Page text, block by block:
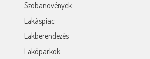
Szobanövények
Lakáspiac
Lakberendezés
Lakóparkok